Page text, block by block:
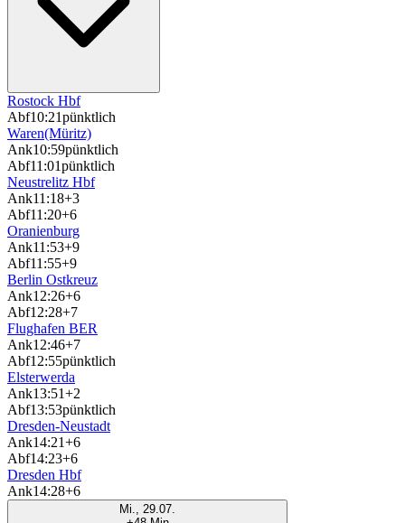
Rostock Hbf
Abf10:21pünktlich
Waren(Müritz)
Ank10:59pünktlich
Abf11:01pünktlich
Neustrelitz Hbf
Ank11:18+3
Abf11:20+6
Oranienburg
Ank11:53+9
Abf11:55+9
Berlin Ostkreuz
Ank12:26+6
Abf12:28+7
Flughafen BER
Ank12:46+7
Abf12:55pünktlich
Elsterwerda
Ank13:51+2
Abf13:53pünktlich
Dresden-Neustadt
Ank14:21+6
Abf14:23+6
Dresden Hbf
Ank14:28+6
Mi., 29.07.